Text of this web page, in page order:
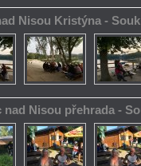
Nisou Kristýna -
nad Nisou přehrada -